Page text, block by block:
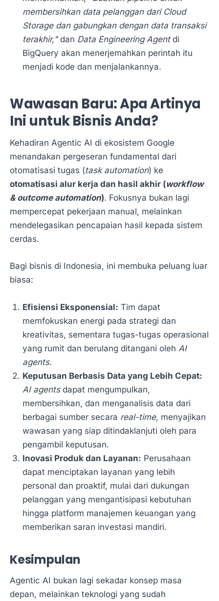
membersihkan data pelanggan dari Cloud
Storage dan gabungkan dengan data transaksi
terakhir,"dan Data Engineering Agentdi
BigQuery akan menerjemahkan perintah itu
menjadi kode dan menjalankannya.
Wawasan Baru: Apa Artinya
Ini untuk Bisnis Anda?
Kehadiran Agentic AI di ekosistem Google
menandakan pergeseran fundamental dari
otomatisasi tugas (task automation) ke
otomatisasi alur kerja dan hasil akhir (workflow
& outcome automation). Fokusnya bukan lagi
mempercepat pekerjaan manual, melainkan
mendelegasikan pencapaian hasil kepada sistem
cerdas.
Bagi bisnis di Indonesia, ini membuka peluang luar
biasa:
Efisiensi Eksponensial: Tim dapat
memfokuskan energi pada strategi dan
kreativitas, sementara tugas-tugas operasional
yang rumit dan berulang ditangani oleh AI
agents.
Keputusan Berbasis Data yang Lebih Cepat:
AI agentsdapat mengumpulkan,
membersihkan, dan menganalisis data dari
berbagai sumber secara real-time, menyajikan
wawasan yang siap ditindaklanjuti oleh para
pengambil keputusan.
Inovasi Produk dan Layanan: Perusahaan
dapat menciptakan layanan yang lebih
personal dan proaktif, mulai dari dukungan
pelanggan yang mengantisipasi kebutuhan
hingga platform manajemen keuangan yang
memberikan saran investasi mandiri.
Kesimpulan
Agentic AI bukan lagi sekadar konsep masa
depan, melainkan teknologi yang sudah